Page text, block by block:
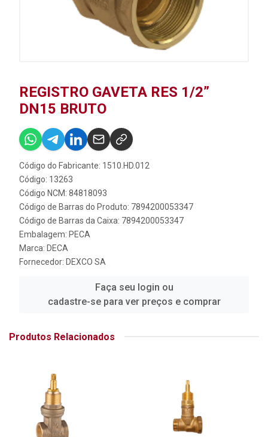
REGISTRO GAVETA RES 1/2”
DN15 BRUTO
Código do Fabricante: 1510.HD.012
Código: 13263
Código NCM: 84818093
Código de Barras do Produto: 7894200053347
Código de Barras da Caixa: 7894200053347
Embalagem: PECA
Marca: DECA
Fornecedor: DEXCO SA
Faça seu login ou
cadastre-se para ver preços e comprar
Produtos Relacionados